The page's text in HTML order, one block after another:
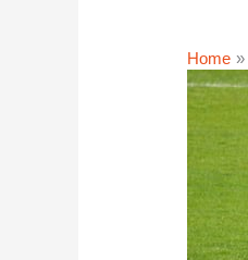
Home